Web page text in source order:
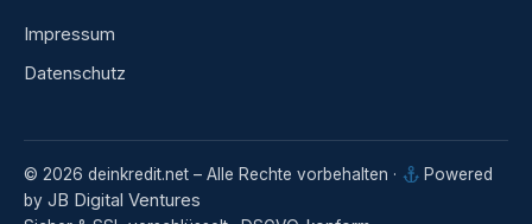
Impressum
Datenschutz
© 2026 deinkredit.net – Alle Rechte vorbehalten ·
Powered
by JB Digital Ventures